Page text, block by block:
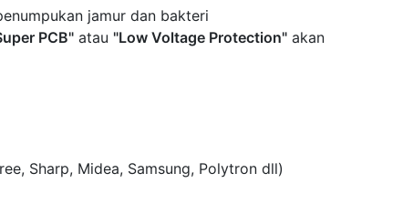
jamur dan bakteri
PCB" atau "Low Voltage Protection" akan
Sharp, Midea, Samsung, Polytron dll)